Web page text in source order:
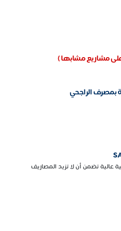
مشاريع مشابها )
بمصرف الراجحي
عالية تضمن أن لا تزيد المصاريف